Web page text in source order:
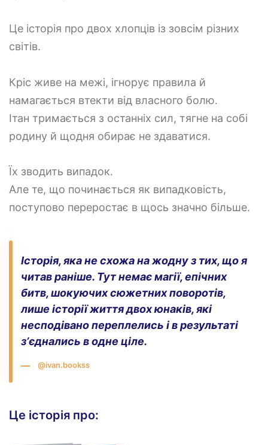
Це історія про двох хлопців із зовсім різних
світів.
Кріс живе на межі, ігнорує правила й
намагається втекти від власного болю.
Ітан тримається з останніх сил, тягне на собі
родину й щодня обирає не здаватися.
Їх зводить випадок.
Але те, що починається як випадковість,
поступово переростає в щось значно більше.
Історія, яка не схожа на жодну з тих, що я
читав раніше. Тут немає магії, епічних
битв, шокуючих сюжетних поворотів,
лише історії життя двох юнаків, які
несподівано переплелись і в результаті
зʼєднались в одне ціле.
@ivan.bookss
Це історія про: